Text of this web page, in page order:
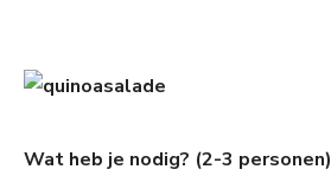
Wat heb je nodig? (2-3 personen)